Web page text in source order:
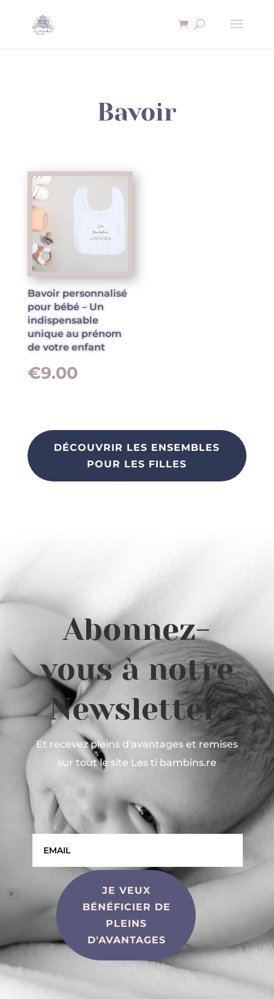
Bavoir
Bavoir personnalisé
pour bébé – Un
indispensable
unique au prénom
de votre enfant
€9.00
DÉCOUVRIR LES ENSEMBLES
POUR LES FILLES
Abonnez-
vous à notre
Newsletter.
Et recevez pleins d'avantages et remises
sur tout le site Les ti bambins.re
JE VEUX
BÉNÉFICIER DE
PLEINS
D'AVANTAGES
améliorer la
et la structure
du site Web,
visite. Si vous
refusez ces
cookies,
certaines
fonctionnalités
disparaîtront
du site Web.
Marketing
vos intérêts et
visitez notre
site, vous
augmentez les
contenu et des
personnalisés.